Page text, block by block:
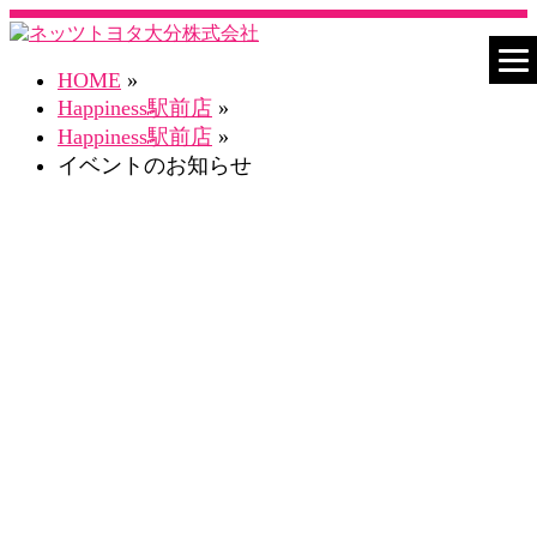
HOME »
Happiness駅前店 »
Happiness駅前店 »
イベントのお知らせ